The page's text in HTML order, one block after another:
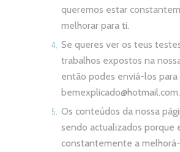
queremos estar
melhorar para ti.
Se queres ver os teus
trabalhos expostos na
então podes enviá-los para
bemexplicado@hotmail.com.
Os conteúdos da nossa
sendo actualizados porque
constantemente a